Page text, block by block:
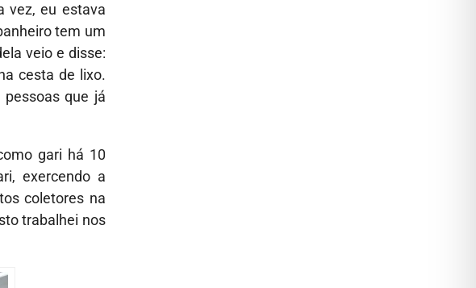
vez, eu estava
tem um
veio e disse:
cesta de lixo.
que já
gari há 10
exercendo a
coletores na
trabalhei nos